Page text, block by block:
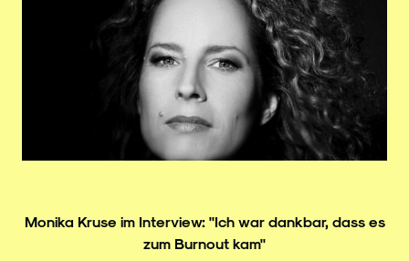
Monika Kruse im Interview: "Ich war dankbar, dass es
zum Burnout kam"